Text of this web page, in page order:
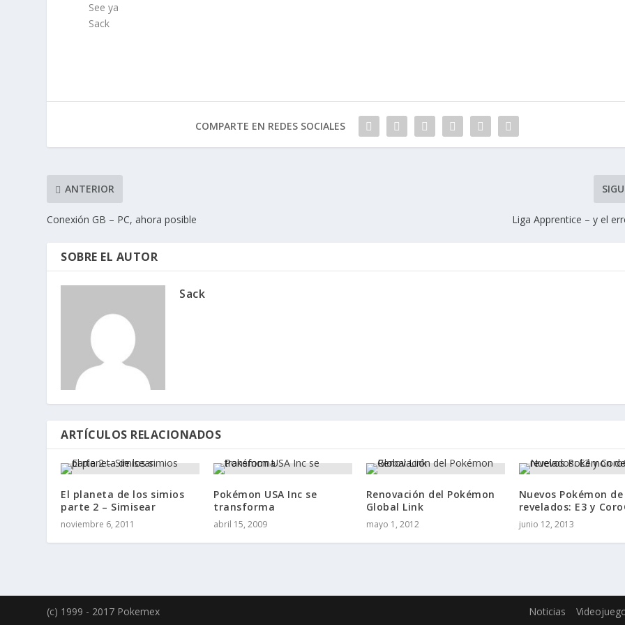
See ya
Sack
COMPARTE EN REDES SOCIALES
ANTERIOR
Conexión GB – PC, ahora posible Liga Apprentice – y el
SOBRE EL AUTOR
Sack
ARTÍCULOS RELACIONADOS
El planeta de los simios
parte 2 – Simisear
noviembre 6, 2011
Pokémon USA Inc se
transforma
abril 15, 2009
Renovación del Pokémon
Global Link
mayo 1, 2012
Nuevos Pokémon de
revelados: E3 y
junio 12, 2013
(c) 1999 - 2017 Pokemex Noticias